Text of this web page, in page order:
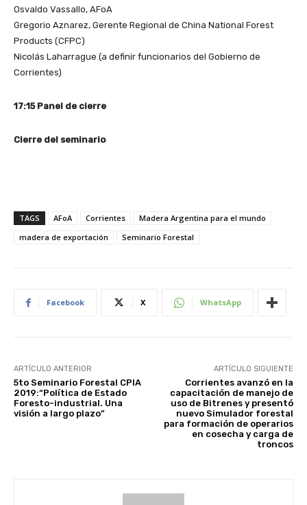
Osvaldo Vassallo, AFoA
Gregorio Aznarez, Gerente Regional de China National Forest
Products (CFPC)
Nicolás Laharrague (a definir funcionarios del Gobierno de
Corrientes)
17:15 Panel de cierre
Cierre del seminario
TAGS AFoA Corrientes
Madera Argentina para el mundo
madera de exportación
Seminario Forestal
Facebook X WhatsApp
ARTÍCULO ANTERIOR
5to Seminario Forestal CPIA
2019:“Política de Estado
Foresto-industrial. Una
visión a largo plazo”
ARTÍCULO SIGUIENTE
Corrientes avanzó en la
capacitación de manejo de
uso de Bitrenes y presentó
nuevo Simulador forestal
para formación de operarios
en cosecha y carga de
troncos